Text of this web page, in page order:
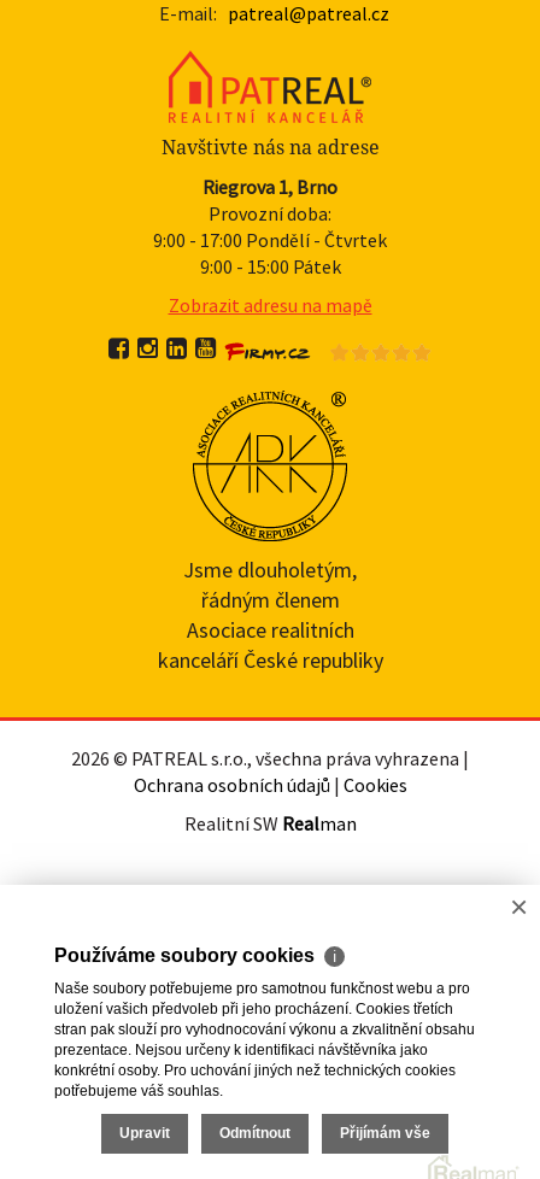
E-mail: patreal@patreal.cz
Navštivte nás na adrese
Riegrova 1, Brno
Provozní doba:
9:00 - 17:00 Pondělí - Čtvrtek
9:00 - 15:00 Pátek
Zobrazit adresu na mapě
Jsme dlouholetým,
řádným členem
Asociace realitních
kanceláří České republiky
2026 © PATREAL s.r.o., všechna práva vyhrazena |
Ochrana osobních údajů | Cookies
Realitní SW Realman
×
Používáme soubory cookies ℹ
Naše soubory potřebujeme pro samotnou funkčnost webu a pro
uložení vašich předvoleb při jeho procházení. Cookies třetích
stran pak slouží pro vyhodnocování výkonu a zkvalitnění obsahu
prezentace. Nejsou určeny k identifikaci návštěvníka jako
konkrétní osoby. Pro uchování jiných než technických cookies
potřebujeme váš souhlas.
Upravit Odmítnout Přijímám vše